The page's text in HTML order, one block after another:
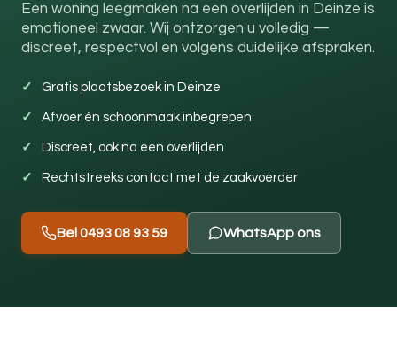
Een woning leegmaken na een overlijden in Deinze is
emotioneel zwaar. Wij ontzorgen u volledig —
discreet, respectvol en volgens duidelijke afspraken.
Gratis plaatsbezoek in Deinze
Afvoer én schoonmaak inbegrepen
Discreet, ook na een overlijden
Rechtstreeks contact met de zaakvoerder
Bel 0493 08 93 59 WhatsApp ons